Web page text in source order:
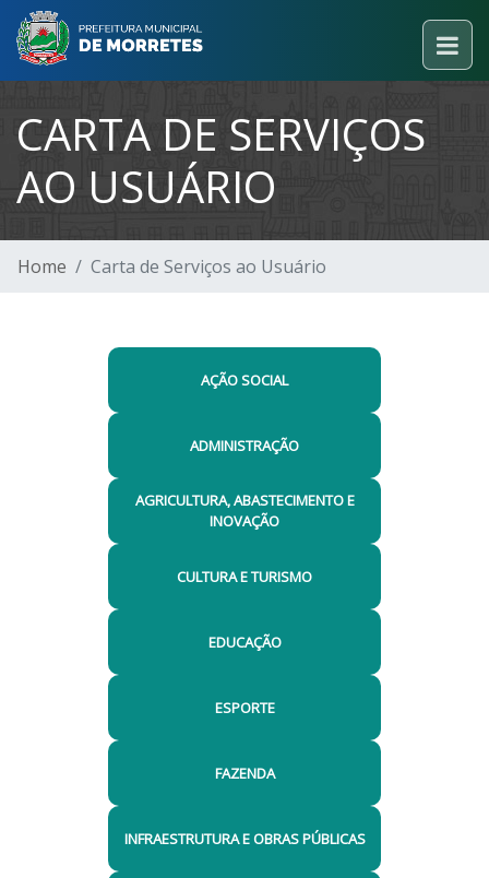
CARTA DE SERVIÇOS
AO USUÁRIO
Home Carta de Serviços ao Usuário
AÇÃO SOCIAL
ADMINISTRAÇÃO
AGRICULTURA, ABASTECIMENTO E
INOVAÇÃO
CULTURA E TURISMO
EDUCAÇÃO
ESPORTE
FAZENDA
INFRAESTRUTURA E OBRAS PÚBLICAS